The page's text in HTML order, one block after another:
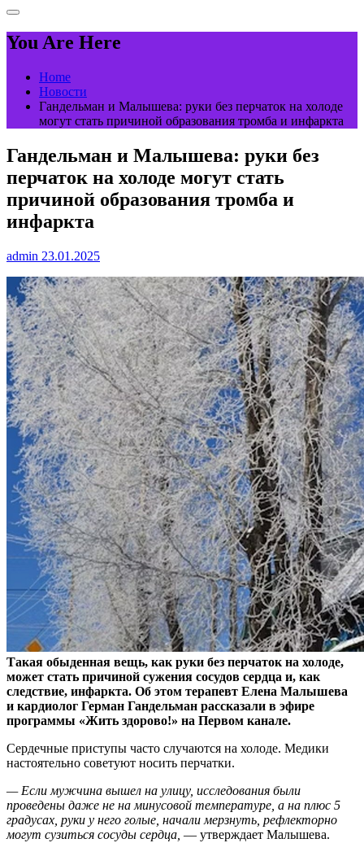
You Are Here
Home
Новости
Гандельман и Малышева: руки без перчаток на холоде
могут стать причиной образования тромба и инфаркта
Гандельман и Малышева: руки без
перчаток на холоде могут стать
причиной образования тромба и
инфаркта
admin 23.01.2025
Такая обыденная вещь, как руки без перчаток на холоде,
может стать причиной сужения сосудов сердца и, как
следствие, инфаркта. Об этом терапевт Елена Малышева
и кардиолог Герман Гандельман рассказали в эфире
программы «Жить здорово!» на Первом канале.
Сердечные приступы часто случаются на холоде. Медики
настоятельно советуют носить перчатки.
— Если мужчина вышел на улицу, исследования были
проведены даже не на минусовой температуре, а на плюс 5
градусах, руки у него голые, начали мерзнуть, рефлекторно
могут сузиться сосуды сердца, — утверждает Малышева.